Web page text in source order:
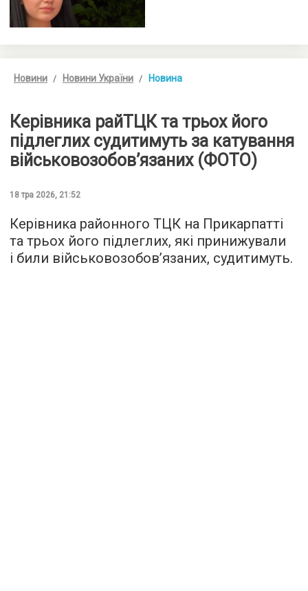
Новини Новини України Новина
Керівника райТЦК та трьох його
підлеглих судитимуть за катування
військовозобов’язаних (ФОТО)
18 тра 2026, 21:52
Керівника районного ТЦК на Прикарпатті
та трьох його підлеглих, які принижували
і били військовозобов’язаних, судитимуть.